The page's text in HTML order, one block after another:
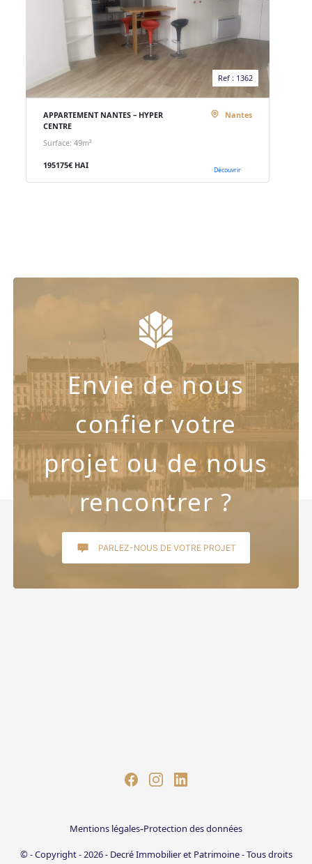
Ref : 1362
APPARTEMENT NANTES – HYPER
CENTRE
Nantes
Surface: 49m²
195175€ HAI Découvrir
Envie de nous
confier votre
projet ou de nous
rencontrer ?
PARLEZ-NOUS DE VOTRE PROJET
© - Copyright - 2026 - Decré Immobilier et Patrimoine - Tous droits
Mentions légales-Protection des données